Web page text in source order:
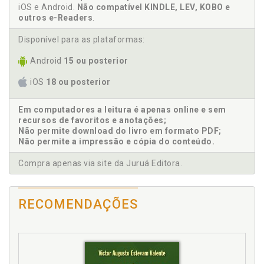
Parte III - METAMORFOSE, p. 255
EPÍLOGO: INOVAÇÃO E EXPERIMENTALISMO NO DIREITO, p.
257
REFERÊNCIAS, p. 267
Estruturas jurídicas. Confiança, segurança/ risco,
estabilidade/ instabilidade, inflação/ deflação, p.
218
reflexividade, p. 222
periferia, ou a divisão do trabalho jurídico, p. 192
Estruturas jurídicas. Mecanismos de triangulação ou
reentrada procedimental, p. 216
Estruturas jurídicas. Um mapa institucional, p. 189
Evasões da teoria normativa contemporânea, p. 62
observam sistemas, p. 97
Excurso: pragmatismo radical e experimentalismo
iOS e Android. Não compatível KINDLE, LEV, KOBO e
outros e-Readers.
Disponível para as plataformas:
Android 15 ou posterior
iOS 18 ou posterior
Em computadores a leitura é apenas online e sem
recursos de favoritos e anotações;
Não permite download do livro em formato PDF;
Não permite a impressão e cópia do conteúdo.
Compra apenas via site da Juruá Editora.
RECOMENDAÇÕES